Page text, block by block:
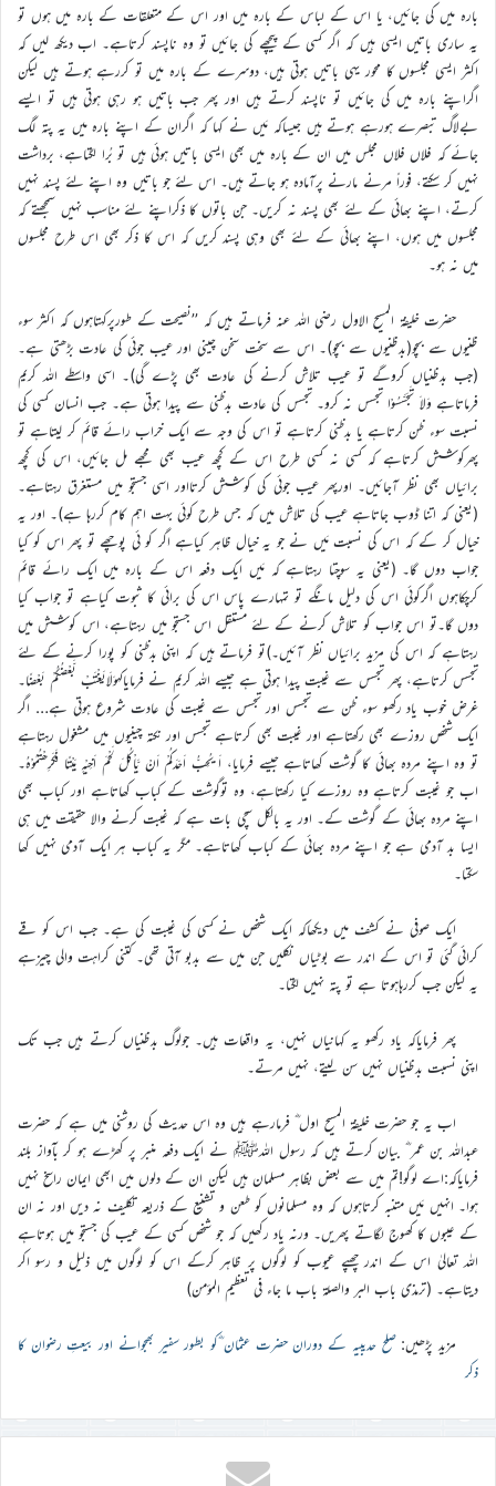
بارہ میں کی جائیں، یا اس کے لباس کے بارہ میں اور اس کے متعلقات کے بارہ میں ہوں تو
یہ ساری باتیں ایسی ہیں کہ اگر کسی کے پیچھے کی جائیں تو وہ ناپسند کرتاہے۔ اب دیکھ لیں کہ
اکثر ایسی مجلسوں کا محور یہی باتیں ہوتی ہیں، دوسرے کے بارہ میں تو کررہے ہوتے ہیں لیکن
اگراپنے بارہ میں کی جائیں تو ناپسند کرتے ہیں اور پھر جب باتیں ہو رہی ہوتی ہیں تو ایسے
بےلاگ تبصرے ہورہے ہوتے ہیں جیساکہ مَیں نے کہا کہ اگران کے اپنے بارہ میں یہ پتہ لگ
جائے کہ فلاں فلاں مجلس میں ان کے بارہ میں بھی ایسی باتیں ہوئی ہیں تو بُرا لگتاہے، برداشت
نہیں کر سکتے، فوراً مرنے مارنے پرآمادہ ہو جاتے ہیں۔ اس لئے جو باتیں وہ اپنے لئے پسند نہیں
کرتے، اپنے بھائی کے لئے بھی پسند نہ کریں۔ جن باتوں کا ذکراپنے لئے مناسب نہیں سمجھتے کہ
مجلسوں میں ہوں، اپنے بھائی کے لئے بھی وہی پسند کریں کہ اس کا ذکر بھی اس طرح مجلسوں
میں نہ ہو۔
حضرت خلیفۃ المسیح الاول رضی اللہ عنہ فرماتے ہیں کہ ’’نصیحت کے طورپرکہتاہوں کہ اکثر سوء
ظنیوں سے بچو(بدظنیوں سے بچو)۔ اس سے سخت سخن چینی اور عیب جوئی کی عادت بڑھتی ہے۔
(جب بدظنیاں کروگے تو عیب تلاش کرنے کی عادت بھی پڑے گی)۔ اسی واسطے اللہ کریم
فرماتاہے وَلاَ تَجَسَّسُوْا تجسس نہ کرو۔ تجسس کی عادت بدظنی سے پیدا ہوتی ہے۔ جب انسان کسی کی
نسبت سوء ظن کرتاہے یا بدظنی کرتاہے تو اس کی وجہ سے ایک خراب رائے قائم کر لیتاہے تو
پھرکوشش کرتاہے کہ کسی نہ کسی طرح اس کے کچھ عیب بھی مجھے مل جائیں، اس کی کچھ
برائیاں بھی نظر آجائیں۔ اورپھر عیب جوئی کی کوشش کرتااور اسی جستجو میں مستغرق رہتاہے۔
(یعنی کہ اتنا ڈوب جاتاہے عیب کی تلاش میں کہ جس طرح کوئی بہت اہم کام کررہا ہے)۔ اور یہ
خیال کر کے کہ اس کی نسبت مَیں نے جو یہ خیال ظاہر کیاہے اگر کو ئی پوچھے تو پھر اس کو کیا
جواب دوں گا۔ (یعنی یہ سوچتا رہتاہے کہ مَیں ایک دفعہ اس کے بارہ میں ایک رائے قائم
کرچکاہوں اگرکوئی اس کی دلیل مانگے تو تمہارے پاس اس کی برائی کا ثبوت کیاہے تو جواب کیا
دوں گا۔تو اس جواب کو تلاش کرنے کے لئے مستقل اس جستجو میں رہتاہے، اس کوشش میں
رہتاہے کہ اس کی مزید برائیاں نظر آئیں۔)تو فرماتے ہیں کہ اپنی بدظنی کو پورا کرنے کے لئے
تجسس کرتاہے، پھر تجسس سے غیبت پیدا ہوتی ہے جیسے اللہ کریم نے فرمایاکہوَلَایَغْتَبْ بَّعْضُکُمْ بَعْضًا۔
غرض خوب یاد رکھو سوء ظن سے تجسس اور تجسس سے غیبت کی عادت شروع ہوتی ہے… اگر
ایک شخص روزے بھی رکھتاہے اور غیبت بھی کرتاہے تجسس اور نکتہ چینیوں میں مشغول رہتاہے
تو وہ اپنے مردہ بھائی کا گوشت کھاتاہے جیسے فرمایا، اَ یُحِبُّ اَحَدَکُمْ اَنْ یَّاْکُلَ لَحْمَ اَخِیْہِ مَیْتًا فَکَرِھْتُمُوْہُ۔
اب جو غیبت کرتاہے وہ روزے کیا رکھتاہے، وہ توگوشت کے کباب کھاتاہے اور کباب بھی
اپنے مردہ بھائی کے گوشت کے۔ اور یہ بالکل سچی بات ہے کہ غیبت کرنے والا حقیقت میں ہی
ایسا بد آدمی ہے جو اپنے مردہ بھائی کے کباب کھاتاہے۔ مگر یہ کباب ہر ایک آدمی نہیں کھا
سکتا۔
ایک صوفی نے کشف میں دیکھاکہ ایک شخص نے کسی کی غیبت کی ہے۔ جب اس کو قے
کرائی گئی تو اس کے اندر سے بوٹیاں نکلیں جن میں سے بدبو آتی تھی۔ کتنی کراہت والی چیزہے
یہ لیکن جب کررہاہوتا ہے تو پتہ نہیں لگتا۔
پھر فرمایاکہ یاد رکھو یہ کہانیاں نہیں، یہ واقعات ہیں۔ جولوگ بدظنیاں کرتے ہیں جب تک
اپنی نسبت بدظنیاں نہیں سن لیتے، نہیں مرتے۔
اب یہ جو حضرت خلیفۃ المسیح اول ؓ فرمارہے ہیں وہ اس حدیث کی روشنی میں ہے کہ حضرت
عبداللہ بن عمر ؓ بیان کرتے ہیں کہ رسول اللہﷺ نے ایک دفعہ منبر پر کھڑے ہو کر بآواز بلند
فرمایاکہ:اے لوگو!تم میں سے بعض بظاہر مسلمان ہیں لیکن ان کے دلوں میں ابھی ایمان راسخ نہیں
ہوا۔ انہیں مَیں متنبہ کرتاہوں کہ وہ مسلمانوں کو طعن و تشنیع کے ذریعہ تکلیف نہ دیں اور نہ ان
کے عیبوں کا کھوج لگاتے پھریں۔ ورنہ یاد رکھیں کہ جو شخص کسی کے عیب کی جستجو میں ہوتاہے
اللہ تعالیٰ اس کے اندر چھپے عیوب کو لوگوں پر ظاہر کرکے اس کو لوگوں میں ذلیل و رسو اکر
دیتاہے۔ (ترمذی باب البر والصلۃ باب ما جاء فی تعظیم المؤمن)
مزید پڑھیں:صلح حدیبیہ کے دوران حضرت عثمان ؓکو بطور سفیر بھجوانے اور بیعتِ رضوان کا
ذکر